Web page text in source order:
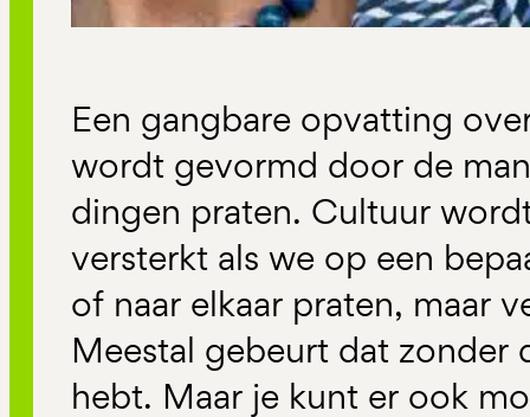
Een gangbare opvatting
wordt gevormd door de
dingen praten. Cultuur
versterkt als we op een
of naar elkaar praten, maar
Meestal gebeurt dat zonder
hebt. Maar je kunt er ook